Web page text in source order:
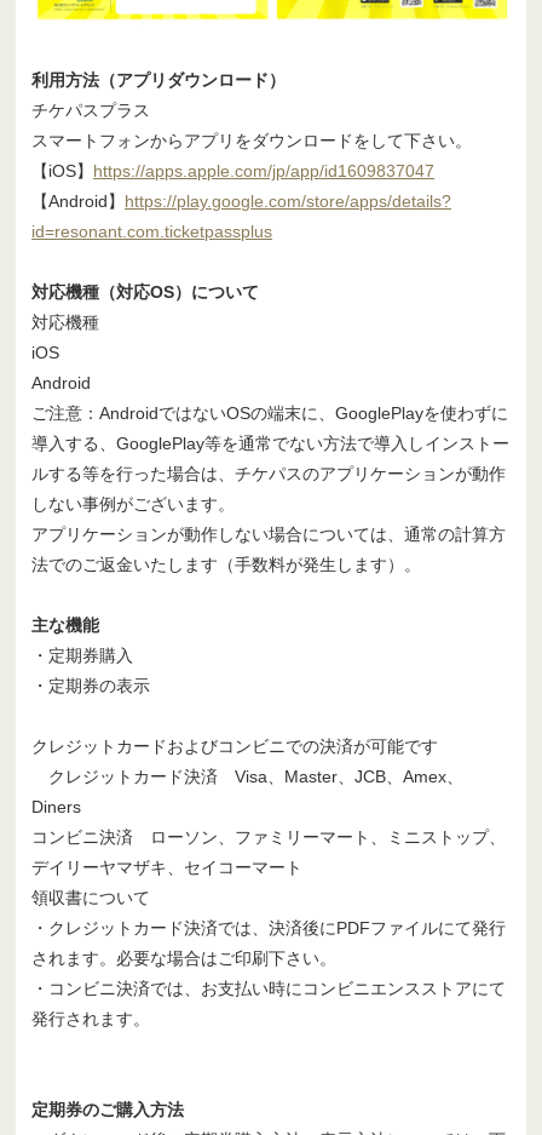
利用方法（アプリダウンロード）
チケパスプラス
スマートフォンからアプリをダウンロードをして下さい。
【iOS】 https://apps.apple.com/jp/app/id1609837047
【Android】 https://play.google.com/store/apps/details?
id=resonant.com.ticketpassplus
対応機種（対応OS）について
対応機種
iOS
Android
ご注意：AndroidではないOSの端末に、GooglePlayを使わずに
導入する、GooglePlay等を通常でない方法で導入しインストー
ルする等を行った場合は、チケパスのアプリケーションが動作
しない事例がございます。
アプリケーションが動作しない場合については、通常の計算方
法でのご返金いたします（手数料が発生します）。
主な機能
・定期券購入
・定期券の表示
クレジットカードおよびコンビニでの決済が可能です
クレジットカード決済 Visa、Master、JCB、Amex、
Diners
コンビニ決済 ローソン、ファミリーマート、ミニストップ、
デイリーヤマザキ、セイコーマート
領収書について
・クレジットカード決済では、決済後にPDFファイルにて発行
されます。必要な場合はご印刷下さい。
・コンビニ決済では、お支払い時にコンビニエンスストアにて
発行されます。
定期券のご購入方法